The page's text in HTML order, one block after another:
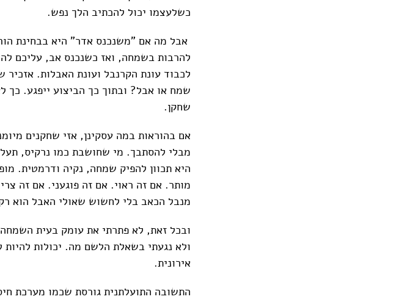
כשלעצמו יכול להכתיב הלך נפש.
אבל מה אם "משנכנס אדר" היא בבחינת
להרבות בשמחה, ואז כשנכנס אב, עליכם
לכבוד עונת הקרנבל ועונת האבלות.
שמח או אבל? ובתוך כך הביצוע ייפגע.
שחקן.
אם בהוראות במה עסקינן, אזי שחקנים
מבלי להסתבך. מי שחושבת כמו נרקיס,
היא תכוון להפיק שמחה, נקיה ודרמטית.
מותר. אם זה ראוי. אם זה פוגעני. אם זה
מנבל הכאב בלי לחשוש שאולי האבל הוא
ובכל זאת, לא פתרתי את עומק בעית
ולא נגעתי בשאלת הלשם מה. יכולות
אירונית.
התשובה התועלתנית גורסת שכמו מערכת